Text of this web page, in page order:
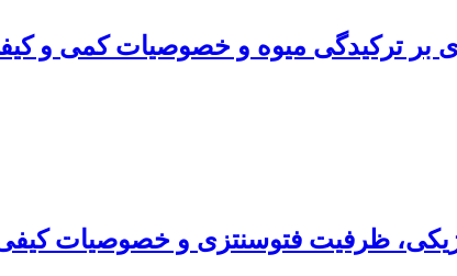
بر ترکیدگی میوه و خصوصیات کمی ‌و